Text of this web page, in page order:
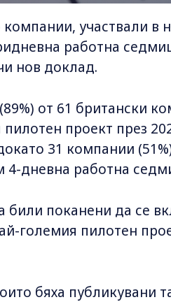
компании, участвали в
работна
нов доклад.
от 61 британски
проект през
31 компании
4-дневна работна
били поканени да се
големия пилотен
бяха публикувани